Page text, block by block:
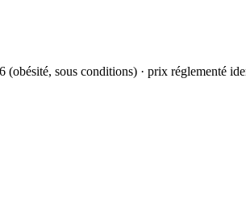
(obésité, sous conditions) · prix réglementé